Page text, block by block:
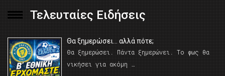
Τελευταίες Ειδήσεις
Θα ξημερώσει… αλλά πότε;
Θα ξημερώσει. Πάντα ξημερώνει. Το φως θα
νικήσει για ακόμη …